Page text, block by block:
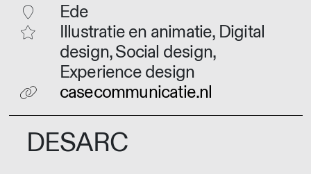
Ede
Illustratie en animatie, Digital
design, Social design,
Experience design
casecommunicatie.nl
DESARC